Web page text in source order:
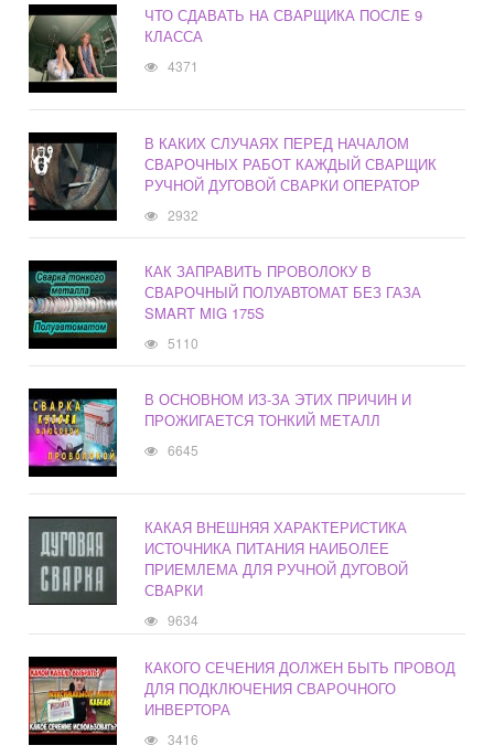
ЧТО СДАВАТЬ НА СВАРЩИКА ПОСЛЕ 9
КЛАССА
4371
В КАКИХ СЛУЧАЯХ ПЕРЕД НАЧАЛОМ
СВАРОЧНЫХ РАБОТ КАЖДЫЙ СВАРЩИК
РУЧНОЙ ДУГОВОЙ СВАРКИ ОПЕРАТОР
2932
КАК ЗАПРАВИТЬ ПРОВОЛОКУ В
СВАРОЧНЫЙ ПОЛУАВТОМАТ БЕЗ ГАЗА
SMART MIG 175S
5110
В ОСНОВНОМ ИЗ-ЗА ЭТИХ ПРИЧИН И
ПРОЖИГАЕТСЯ ТОНКИЙ МЕТАЛЛ
6645
КАКАЯ ВНЕШНЯЯ ХАРАКТЕРИСТИКА
ИСТОЧНИКА ПИТАНИЯ НАИБОЛЕЕ
ПРИЕМЛЕМА ДЛЯ РУЧНОЙ ДУГОВОЙ
СВАРКИ
9634
КАКОГО СЕЧЕНИЯ ДОЛЖЕН БЫТЬ ПРОВОД
ДЛЯ ПОДКЛЮЧЕНИЯ СВАРОЧНОГО
ИНВЕРТОРА
3416